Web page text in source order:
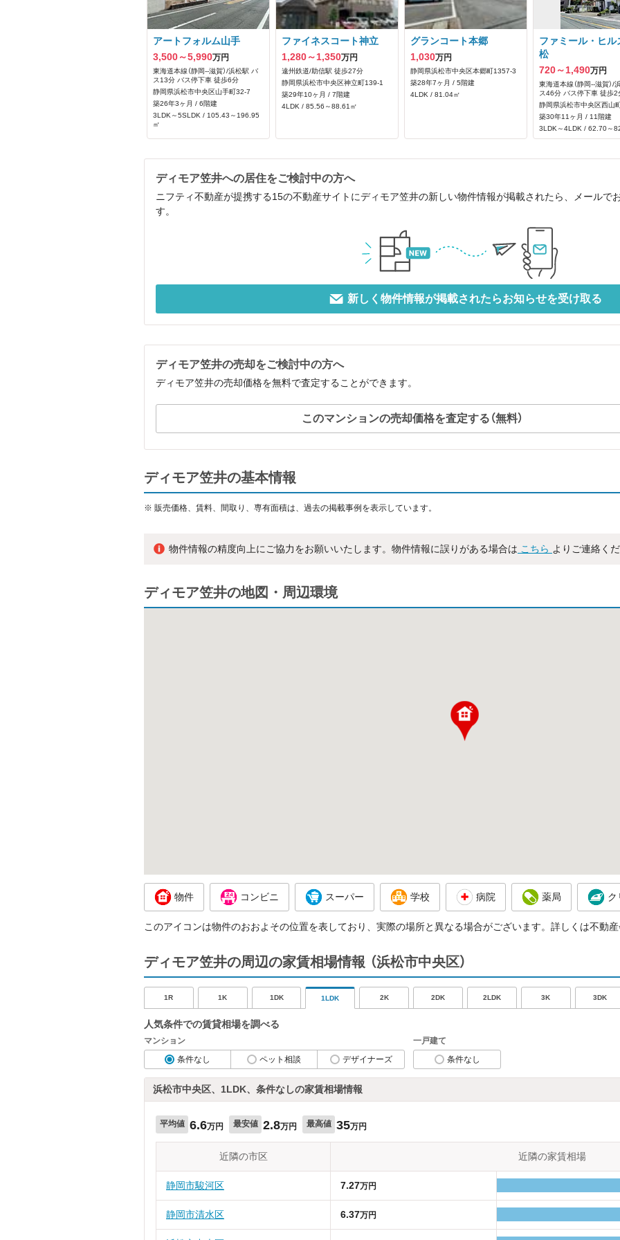
アートフォルム山手
3,500～5,990万円
東海道本線（静岡--滋賀）/浜松駅 バ
ス13分 バス停下車 徒歩6分
静岡県浜松市中央区山手町32-7
築26年3ヶ月 / 6階建
3LDK～5SLDK / 105.43～196.95
㎡
ファイネスコート神立
1,280～1,350万円
遠州鉄道/助信駅 徒歩27分
静岡県浜松市中央区神立町139‐1
築29年10ヶ月 / 7階建
4LDK / 85.56～88.61㎡
グランコート本郷
1,030万円
静岡県浜松市中央区本郷町1357‐3
築28年7ヶ月 / 5階建
4LDK / 81.04㎡
ファミール・ヒル
松
720～1,490万円
東海道本線（静岡--滋賀）/
ス46分 バス停下車 徒歩2
静岡県浜松市中央区西山
築30年11ヶ月 / 11階建
3LDK～4LDK / 62.70～
ディモア笠井への居住をご検討中の方へ
ニフティ不動産が提携する15の不動産サイトにディモア笠井の新しい物件情報が掲載されたら、メールで
す。
新しく物件情報が掲載されたらお知らせを受け取る
ディモア笠井の売却をご検討中の方へ
ディモア笠井の売却価格を無料で査定することができます。
このマンションの売却価格を査定する（無料）
ディモア笠井の基本情報
※ 販売価格、賃料、間取り、専有面積は、過去の掲載事例を表示しています。
物件情報の精度向上にご協力をお願いいたします。物件情報に誤りがある場合は こちら よりご連絡く
ディモア笠井の地図・周辺環境
物件 コンビニ スーパー 学校 病院 薬局 ク
このアイコンは物件のおおよその位置を表しており、実際の場所と異なる場合がございます。詳しくは不動
ディモア笠井の周辺の家賃相場情報 （浜松市中央区）
1R 1K 1DK 1LDK 2K 2DK 2LDK 3K 3DK
人気条件での賃貸相場を調べる
マンション
条件なし
ペット相談 デザイナーズ
一戸建て
条件なし
浜松市中央区、1LDK、条件なしの家賃相場情報
平均値 6.6万円 最安値 2.8万円 最高値 35万円
近隣の市区 近隣の家賃相場
静岡市駿河区 7.27万円
静岡市清水区 6.37万円